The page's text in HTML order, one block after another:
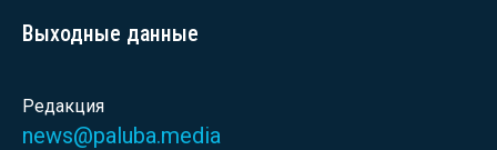
Выходные данные
Редакция
news@paluba.media